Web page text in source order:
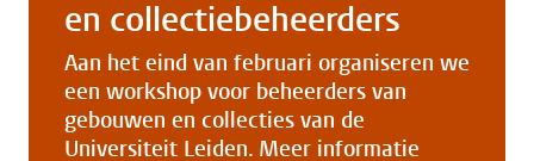
en collectiebeheerders
Aan het eind van februari organiseren we
een workshop voor beheerders van
gebouwen en collecties van de
Universiteit Leiden. Meer informatie